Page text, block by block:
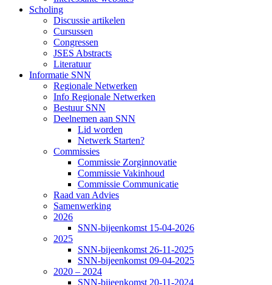
Scholing
Discussie artikelen
Cursussen
Congressen
JSES Abstracts
Literatuur
Informatie SNN
Regionale Netwerken
Info Regionale Netwerken
Bestuur SNN
Deelnemen aan SNN
Lid worden
Netwerk Starten?
Commissies
Commissie Zorginnovatie
Commissie Vakinhoud
Commissie Communicatie
Raad van Advies
Samenwerking
2026
SNN-bijeenkomst 15-04-2026
2025
SNN-bijeenkomst 26-11-2025
SNN-bijeenkomst 09-04-2025
2020 – 2024
SNN-bijeenkomst 20-11-2024